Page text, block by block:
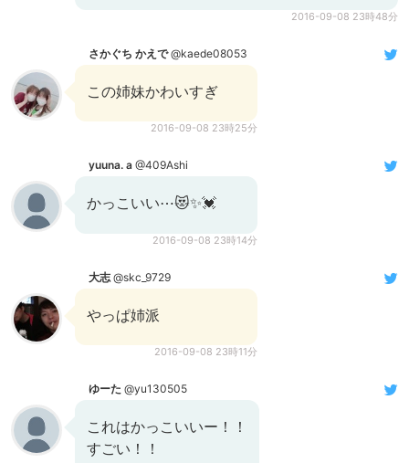
2016-09-08 23時48分
さかぐち かえで@kaede08053
この姉妹かわいすぎ
2016-09-08 23時25分
yuuna. a @409Ashi
かっこいい⋯😻✨💓
2016-09-08 23時14分
大志 @skc_9729
やっぱ姉派
2016-09-08 23時11分
‍ゆーた @yu130505
これはかっこいいー！！
すごい！！